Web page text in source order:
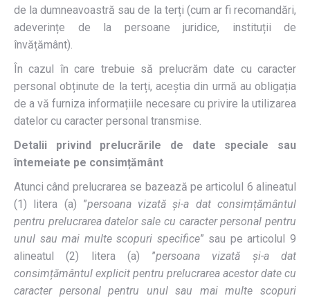
de la dumneavoastră sau de la terți (cum ar fi recomandări,
adeverințe de la persoane juridice, instituții de
învățământ).
În cazul în care trebuie să prelucrăm date cu caracter
personal obținute de la terți, aceștia din urmă au obligația
de a vă furniza informațiile necesare cu privire la utilizarea
datelor cu caracter personal transmise.
Detalii privind prelucrările de date speciale sau
întemeiate pe consimțământ
Atunci când prelucrarea se bazează pe articolul 6 alineatul
(1) litera (a) ”persoana vizată și-a dat consimțământul
pentru prelucrarea datelor sale cu caracter personal pentru
unul sau mai multe scopuri specifice” sau pe articolul 9
alineatul (2) litera (a) ”persoana vizată și-a dat
consimțământul explicit pentru prelucrarea acestor date cu
caracter personal pentru unul sau mai multe scopuri